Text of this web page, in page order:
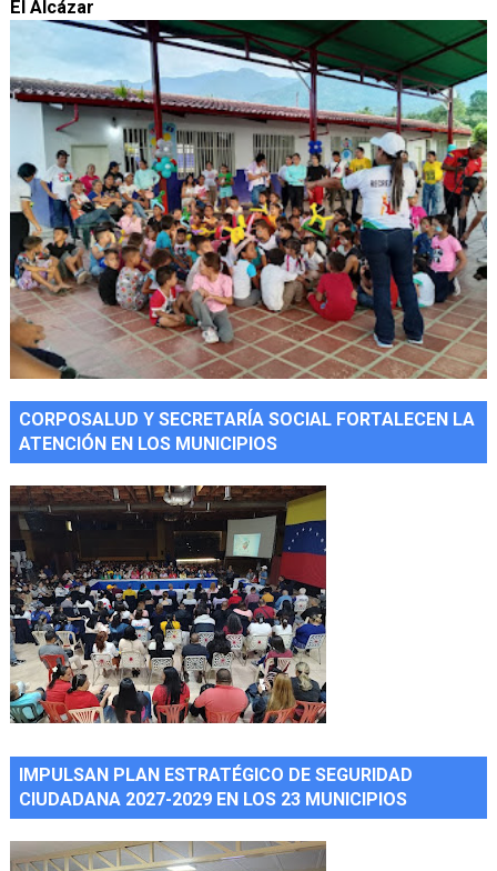
El Alcázar
CORPOSALUD Y SECRETARÍA SOCIAL FORTALECEN LA
ATENCIÓN EN LOS MUNICIPIOS
IMPULSAN PLAN ESTRATÉGICO DE SEGURIDAD
CIUDADANA 2027-2029 EN LOS 23 MUNICIPIOS